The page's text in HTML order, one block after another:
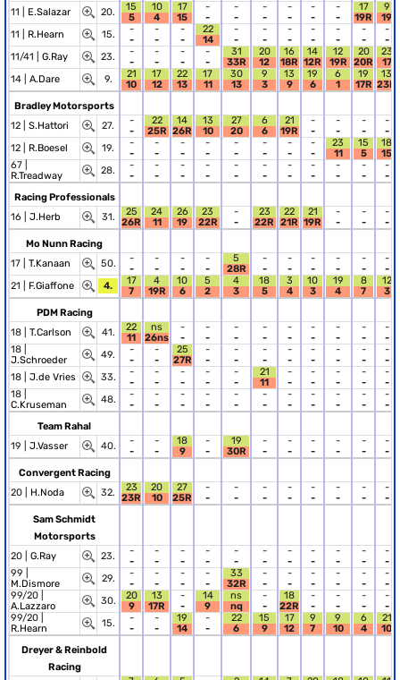
11 | E.Salazar 20.
15
5
10
4
17
15
-
-
-
-
-
-
-
-
-
-
-
-
17
19R
9
19
11 | R.Hearn 15.
-
-
-
-
-
-
22
14
-
-
-
-
-
-
-
-
-
-
-
-
-
-
11/41 | G.Ray 23.
-
-
-
-
-
-
-
-
31
33R
20
12
16
18R
14
12R
12
19R
20
20R
23
17
14 | A.Dare 9.
21
10
17
12
22
13
17
11
30
13
9
3
13
9
19
6
6
1
19
17R
13
23R
Bradley Motorsports
12 | S.Hattori 27.
-
-
22
25R
14
26R
13
10
27
20
6
6
21
19R
-
-
-
-
-
-
-
-
12 | R.Boesel 19.
-
-
-
-
-
-
-
-
-
-
-
-
-
-
-
-
23
11
15
5
18
15
67 |
R.Treadway
28.
-
-
-
-
-
-
-
-
-
-
-
-
-
-
-
-
-
-
-
-
-
-
Racing Professionals
16 | J.Herb 31.
25
26R
24
11
26
19
23
22R
-
-
23
22R
22
21R
21
19R
-
-
-
-
-
-
Mo Nunn Racing
17 | T.Kanaan 50.
-
-
-
-
-
-
-
-
5
28R
-
-
-
-
-
-
-
-
-
-
-
-
21 | F.Giaffone 4.
17
7
4
19R
10
6
5
2
4
3
18
5
3
4
10
3
19
4
8
7
12
3
PDM Racing
18 | T.Carlson 41.
22
11
ns
26ns
-
-
-
-
-
-
-
-
-
-
-
-
-
-
-
-
-
-
18 |
J.Schroeder
49.
-
-
-
-
25
27R
-
-
-
-
-
-
-
-
-
-
-
-
-
-
-
-
18 | J.de Vries 33.
-
-
-
-
-
-
-
-
-
-
21
11
-
-
-
-
-
-
-
-
-
-
18 |
C.Kruseman
48.
-
-
-
-
-
-
-
-
-
-
-
-
-
-
-
-
-
-
-
-
-
-
Team Rahal
19 | J.Vasser 40.
-
-
-
-
18
9
-
-
19
30R
-
-
-
-
-
-
-
-
-
-
-
-
Convergent Racing
20 | H.Noda 32.
23
23R
20
10
27
25R
-
-
-
-
-
-
-
-
-
-
-
-
-
-
-
-
Sam Schmidt
Motorsports
20 | G.Ray 23.
-
-
-
-
-
-
-
-
-
-
-
-
-
-
-
-
-
-
-
-
-
-
99 |
M.Dismore
29.
-
-
-
-
-
-
-
-
33
32R
-
-
-
-
-
-
-
-
-
-
-
-
99/20 |
A.Lazzaro
30.
20
9
13
17R
-
-
14
9
ns
nq
-
-
18
22R
-
-
-
-
-
-
-
-
99/20 |
R.Hearn
15.
-
-
-
-
19
14
-
-
22
6
15
9
17
12
9
7
9
10
6
4
21
10
Dreyer & Reinbold
Racing